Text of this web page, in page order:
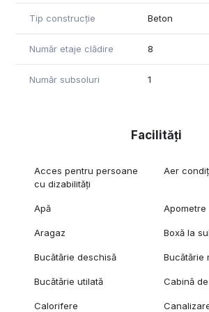
Tip construcție Beton
Număr etaje clădire 8
Număr subsoluri 1
Facilități
Acces pentru persoane
cu dizabilități
Aer
Apă Apometre
Aragaz Boxă la
Bucătărie deschisă Bucătărie
Bucătărie utilată Cabină
Calorifere